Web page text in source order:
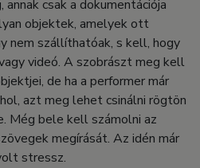
csak a dokumentációja
objektek, amelyek ott
nem szállíthatóak, s kell, hogy
videó. A szobrászt meg kell
de ha a performer már
azt meg lehet csinálni rögtön
Még bele kell számolni az
megírását. Az idén már
stressz.